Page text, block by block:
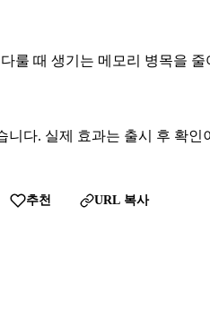
룰 때 생기는 메모리 병목을 줄
니다. 실제 효과는 출시 후 확인
추천 URL 복사